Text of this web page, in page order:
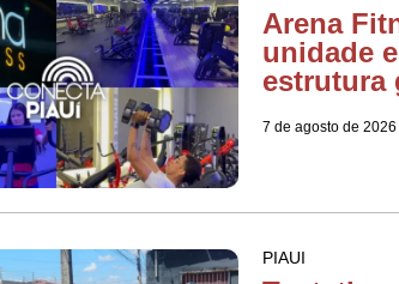
Arena
unidade
estrutura
7 de agosto de 2026
PIAUI